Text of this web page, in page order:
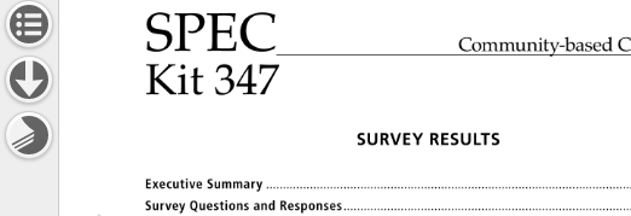
SPEC
Kit 347
Community-based
SURVEY RESULTS
Executive Summary
Survey Questions and Responses